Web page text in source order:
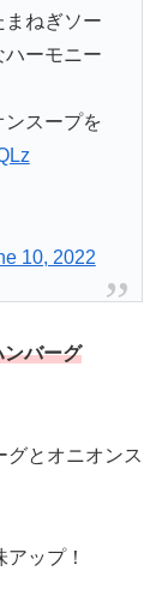
まねぎソー
ハーモニー
ンスープを
10, 2022
ンバーグ
グとオニオンス
ップ！